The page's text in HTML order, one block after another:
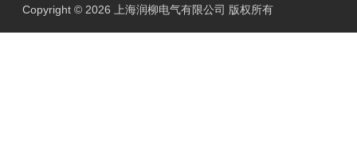
Copyright © 2026 上海润柳电气有限公司 版权所有